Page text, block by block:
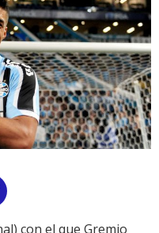
Link
con el que Gremio